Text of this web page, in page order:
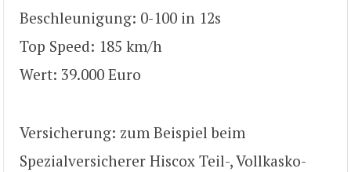
Beschleunigung: 0-100 in 12s
Top Speed: 185 km/h
Wert: 39.000 Euro
Versicherung: zum Beispiel beim
Spezialversicherer Hiscox Teil-, Vollkasko-